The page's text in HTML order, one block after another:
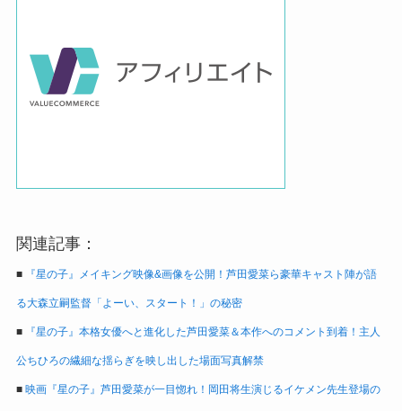
関連記事：
■ 『星の子』メイキング映像&画像を公開！芦田愛菜ら豪華キャスト陣が語
る大森立嗣監督「よーい、スタート！」の秘密
■ 『星の子』本格女優へと進化した芦田愛菜＆本作へのコメント到着！主人
公ちひろの繊細な揺らぎを映し出した場面写真解禁
■ 映画『星の子』芦田愛菜が一目惚れ！岡田将生演じるイケメン先生登場の